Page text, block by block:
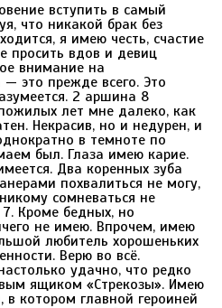
вступить в самый
что никакой брак без
я имею честь, счастие
просить вдов и девиц
внимание на
это прежде всего. Это
2 аршина 8
лет мне далеко, как
Некрасив, но и недурен, и
в темноте по
был. Глаза имею карие.
Два коренных зуба
похвалиться не могу,
сомневаться не
Кроме бедных, но
не имею. Впрочем, имею
любитель хорошеньких
Верю во всё.
удачно, что редко
ящиком «Стрекозы». Имею
котором главной героиней